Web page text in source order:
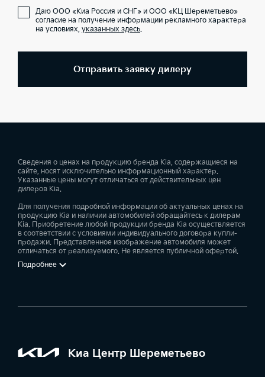
Даю ООО «Киа Россия и СНГ» и ООО «КЦ Шереметьево»
согласие на получение информации рекламного характера
на условиях, указанных здесь.
Отправить заявку дилеру
Сведения о ценах на продукцию бренда Kia, содержащиеся на
сайте, носят исключительно информационный характер.
Указанные цены могут отличаться от действительных цен
дилеров Kia.
Для получения подробной информации об актуальных ценах на
продукцию Kia и наличии автомобилей обращайтесь к дилерам
Kia. Приобретение любой продукции бренда Kia осуществляется
в соответствии с условиями индивидуального договора купли-
продажи. Представленное изображение автомобиля может
отличаться от реализуемого. Не является публичной офертой.
Подробнее
Киа Центр Шереметьево